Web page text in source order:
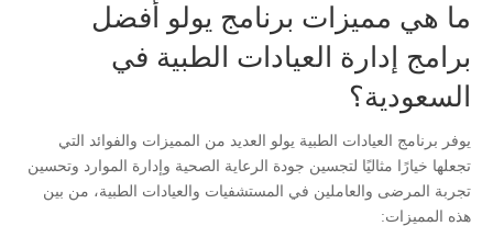
ما هي مميزات برنامج يولو أفضل
برامج إدارة العيادات الطبية في
السعودية؟
يوفر برنامج العيادات الطبية يولو العديد من المميزات والفوائد التي
تجعلها خيارًا مثاليًا لتجسين جودة الرعاية الصحية وإدارة الموارد وتحسين
تجربة المرضى والعاملين في المستشفيات والعيادات الطبية، من بين
هذه المميزات: